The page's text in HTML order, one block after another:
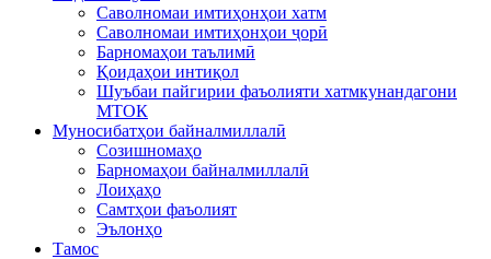
Саволномаи имтиҳонҳои хатм
Саволномаи имтиҳонҳои ҷорӣ
Барномаҳои таълимӣ
Қоидаҳои интиқол
Шуъбаи пайгирии фаъолияти хатмкунандагони
МТОК
Муносибатҳои байналмиллалӣ
Созишномаҳо
Барномаҳои байналмиллалӣ
Лоиҳаҳо
Самтҳои фаъолият
Эълонҳо
Тамос